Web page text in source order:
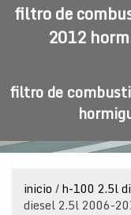
filtro de
2012
filtro de
inicio /h-100 2.5l
diesel 2.5l 2006-